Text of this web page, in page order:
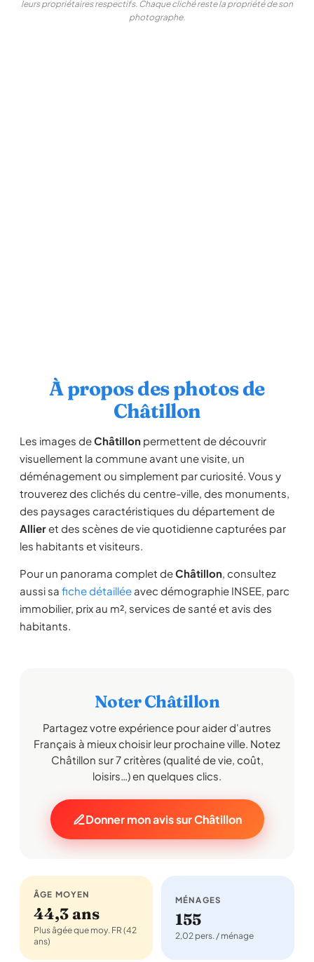
leurs propriétaires respectifs. Chaque cliché reste la propriété de son
photographe.
À propos des photos de
Châtillon
Les images deChâtillon permettent de découvrir
visuellement la commune avant une visite, un
déménagement ou simplement par curiosité. Vous y
trouverez des clichés du centre-ville, des monuments,
des paysages caractéristiques du département de
Allieret des scènes de vie quotidienne capturées par
les habitants et visiteurs.
Pour un panorama complet deChâtillon, consultez
aussi sa fiche détaillée avec démographie INSEE, parc
immobilier, prix au m², services de santé et avis des
habitants.
Noter Châtillon
Partagez votre expérience pour aider d'autres
Français à mieux choisir leur prochaine ville. Notez
Châtillon sur 7 critères (qualité de vie, coût,
loisirs…) en quelques clics.
Donner mon avis sur Châtillon
ÂGE MOYEN
44,3 ans
Plus âgée que moy. FR (42
ans)
MÉNAGES
155
2,02 pers. / ménage